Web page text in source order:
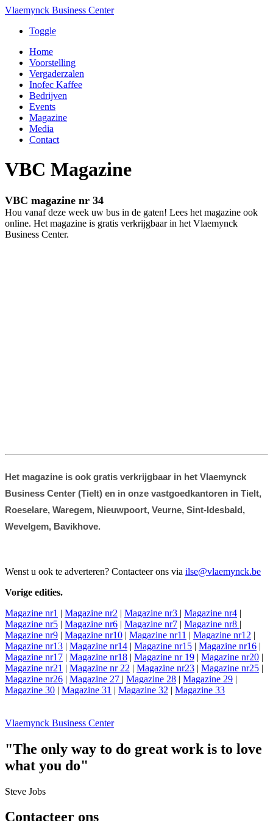
Vlaemynck Business Center
Toggle
Home
Voorstelling
Vergaderzalen
Inofec Kaffee
Bedrijven
Events
Magazine
Media
Contact
VBC Magazine
VBC magazine nr 34
Hou vanaf deze week uw bus in de gaten! Lees het magazine ook
online. Het magazine is gratis verkrijgbaar in het Vlaemynck
Business Center.
Het magazine is ook gratis verkrijgbaar in het Vlaemynck
Business Center (Tielt) en in onze vastgoedkantoren in Tielt,
Roeselare, Waregem, Nieuwpoort, Veurne, Sint-Idesbald,
Wevelgem, Bavikhove.
Wenst u ook te adverteren? Contacteer ons via ilse@vlaemynck.be
Vorige edities.
Magazine nr1 | Magazine nr2 | Magazine nr3 | Magazine nr4 |
Magazine nr5 | Magazine nr6 | Magazine nr7 | Magazine nr8 |
Magazine nr9 | Magazine nr10 | Magazine nr11 | Magazine nr12 |
Magazine nr13 | Magazine nr14 | Magazine nr15 | Magazine nr16 |
Magazine nr17 | Magazine nr18 | Magazine nr 19 | Magazine nr20 |
Magazine nr21 | Magazine nr 22 | Magazine nr23 | Magazine nr25 |
Magazine nr26 | Magazine 27 | Magazine 28 | Magazine 29 |
Magazine 30 | Magazine 31 | Magazine 32 | Magazine 33
Vlaemynck Business Center
"The only way to do great work is to love
what you do"
Steve Jobs
Contacteer ons